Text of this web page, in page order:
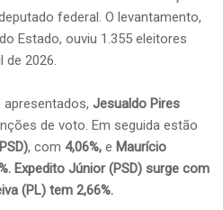
federal. O levantamento,
Estado, ouviu 1.355 eleitores
de 2026.
Jesualdo Pires
de voto. Em seguida estão
, com 4,06%, e Maurício
Expedito Júnior (PSD) surge com
(PL) tem 2,66%.